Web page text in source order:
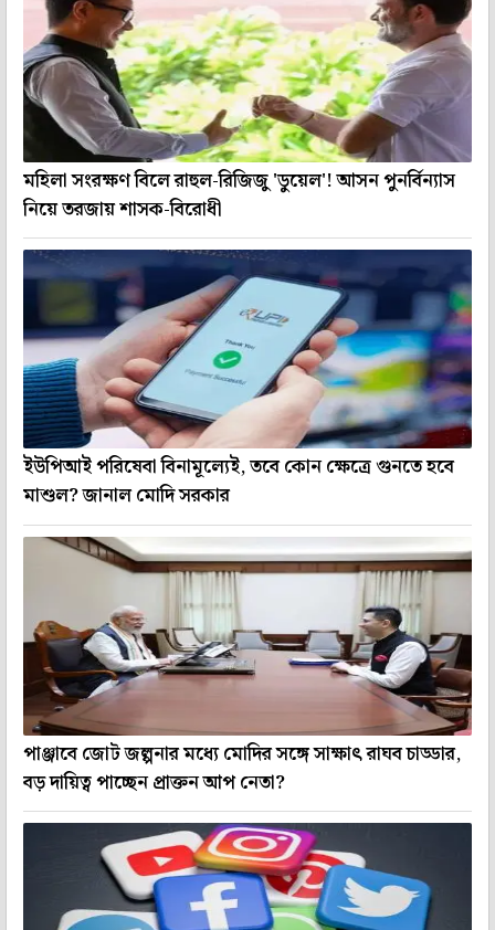
মহিলা সংরক্ষণ বিলে রাহুল-রিজিজু 'ডুয়েল'! আসন পুনর্বিন্যাস
নিয়ে তরজায় শাসক-বিরোধী
ইউপিআই পরিষেবা বিনামূল্যেই, তবে কোন ক্ষেত্রে গুনতে হবে
মাশুল? জানাল মোদি সরকার
পাঞ্জাবে জোট জল্পনার মধ্যে মোদির সঙ্গে সাক্ষাৎ রাঘব চাড্ডার,
বড় দায়িত্ব পাচ্ছেন প্রাক্তন আপ নেতা?